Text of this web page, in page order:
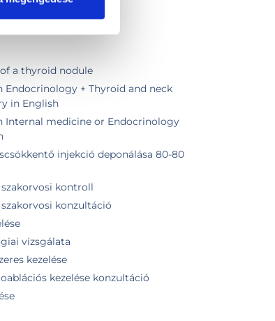
a thyroid nodule
+ Thyroid and neck
in English
Internal medicine or Endocrinology
injekció deponálása 80-80
kontroll
konzultáció
vizsgálata
kezelése
kezelése konzultáció